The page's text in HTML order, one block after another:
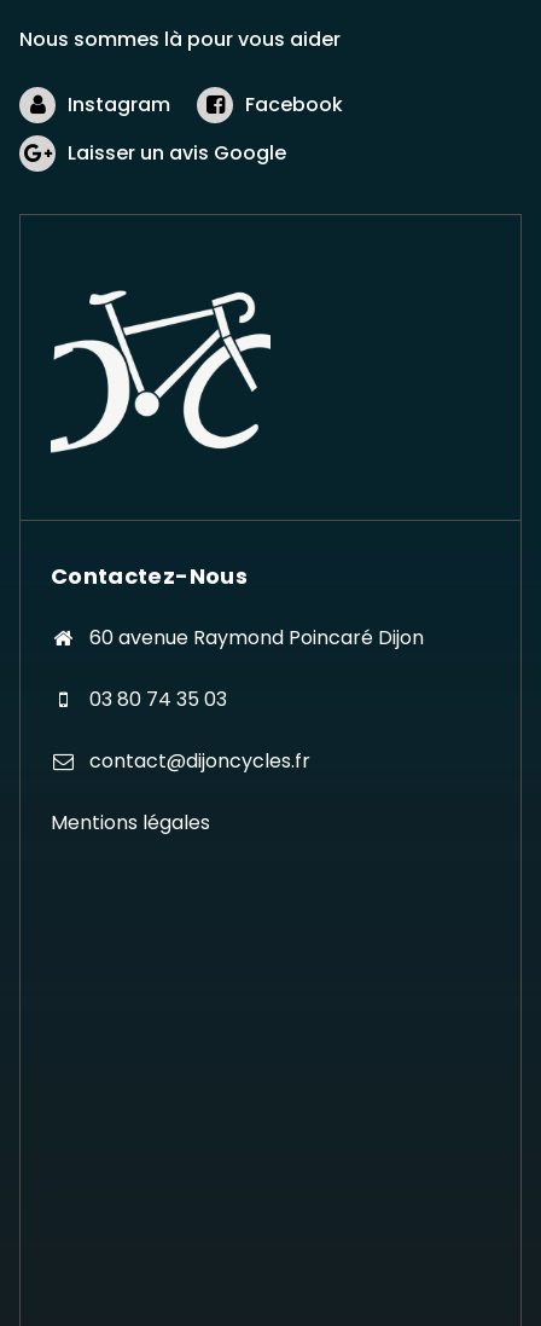
être
sur
page
produit
Nous sommes là pour vous aider
Instagram
Facebook
Laisser un avis Google
Contactez-Nous
60 avenue Raymond Poincaré Dijon
03 80 74 35 03
contact@dijoncycles.fr
Mentions légales